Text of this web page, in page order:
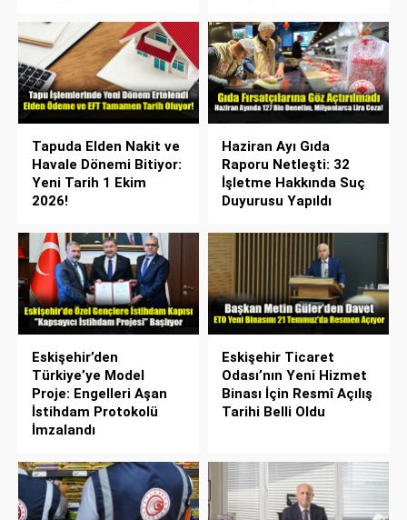
Tapuda Elden Nakit ve
Havale Dönemi Bitiyor:
Yeni Tarih 1 Ekim
2026!
Haziran Ayı Gıda
Raporu Netleşti: 32
İşletme Hakkında Suç
Duyurusu Yapıldı
Eskişehir’den
Türkiye’ye Model
Proje: Engelleri Aşan
İstihdam Protokolü
İmzalandı
Eskişehir Ticaret
Odası’nın Yeni Hizmet
Binası İçin Resmî Açılış
Tarihi Belli Oldu